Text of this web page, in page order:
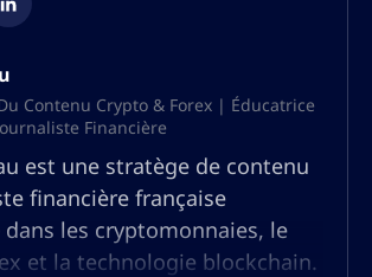
Contenu Crypto & Forex | Éducatrice
Financière
est une stratège de contenu
financière française
dans les cryptomonnaies, le
et la technologie blockchain.